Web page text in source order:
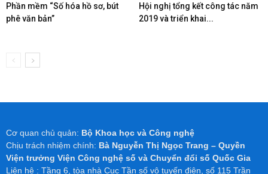
Phần mềm “Số hóa hồ sơ, bút
phê văn bản”
Hội nghị tổng kết công tác năm
2019 và triển khai...
Cơ quan chủ quản: Bộ Khoa học và Công nghệ
Chịu trách nhiệm chính: Bà Nguyễn Thị Ngọc Trang – Quyền
Viện trưởng Viện Công nghệ số và Chuyển đổi số Quốc Gia
Liên hệ : Tầng 6, tòa nhà Cục Tần số vô tuyến điện, số 115 Trần